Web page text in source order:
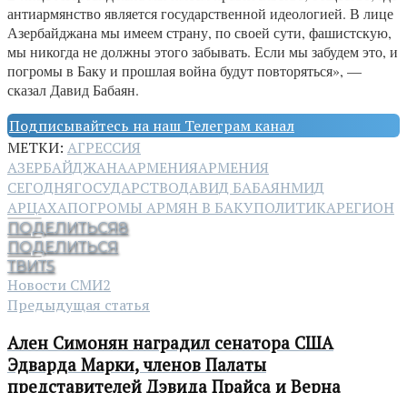
антиармянство является государственной идеологией. В лице
Азербайджана мы имеем страну, по своей сути, фашистскую,
мы никогда не должны этого забывать. Если мы забудем это, и
погромы в Баку и прошлая война будут повторяться», —
сказал Давид Бабаян.
Подписывайтесь на наш Телеграм канал
МЕТКИ: АГРЕССИЯ
АЗЕРБАЙДЖАНААРМЕНИЯАРМЕНИЯ
СЕГОДНЯГОСУДАРСТВОДАВИД БАБАЯНМИД
АРЦАХАПОГРОМЫ АРМЯН В БАКУПОЛИТИКАРЕГИОН
ПОДЕЛИТЬСЯ8
ПОДЕЛИТЬСЯ
ТВИТ5
Новости СМИ2
Предыдущая статья
Ален Симонян наградил сенатора США
Эдварда Марки, членов Палаты
представителей Дэвида Прайса и Верна